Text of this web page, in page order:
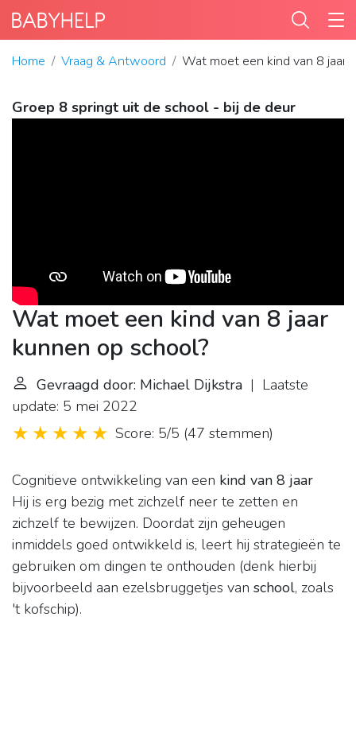
Home Vraag & Antwoord Wat moet een kind van 8 jaar
Groep 8 springt uit de school - bij de deur
Wat moet een kind van 8 jaar
kunnen op school?
Gevraagd door: Michael Dijkstra | Laatste
update: 5 mei 2022
Score: 5/5 (47 stemmen)
Cognitieve ontwikkeling van een kind van 8 jaar
Hij is erg bezig met zichzelf neer te zetten en
zichzelf te bewijzen. Doordat zijn geheugen
inmiddels goed ontwikkeld is, leert hij strategieën te
gebruiken om dingen te onthouden (denk hierbij
bijvoorbeeld aan ezelsbruggetjes van school, zoals
't kofschip).